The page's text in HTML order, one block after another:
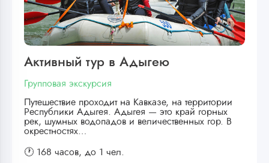
Активный тур в Адыгею
Групповая экскурсия
Путешествие проходит на Кавказе, на территории
Республики Адыгея. Адыгея — это край горных
рек, шумных водопадов и величественных гор. В
окрестностях…
🕐 168 часов, до 1 чел.